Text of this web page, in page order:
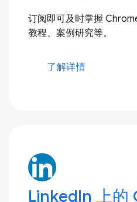
订阅即可及时掌握
教程、案例研究等。
了解详情
LinkedIn 上